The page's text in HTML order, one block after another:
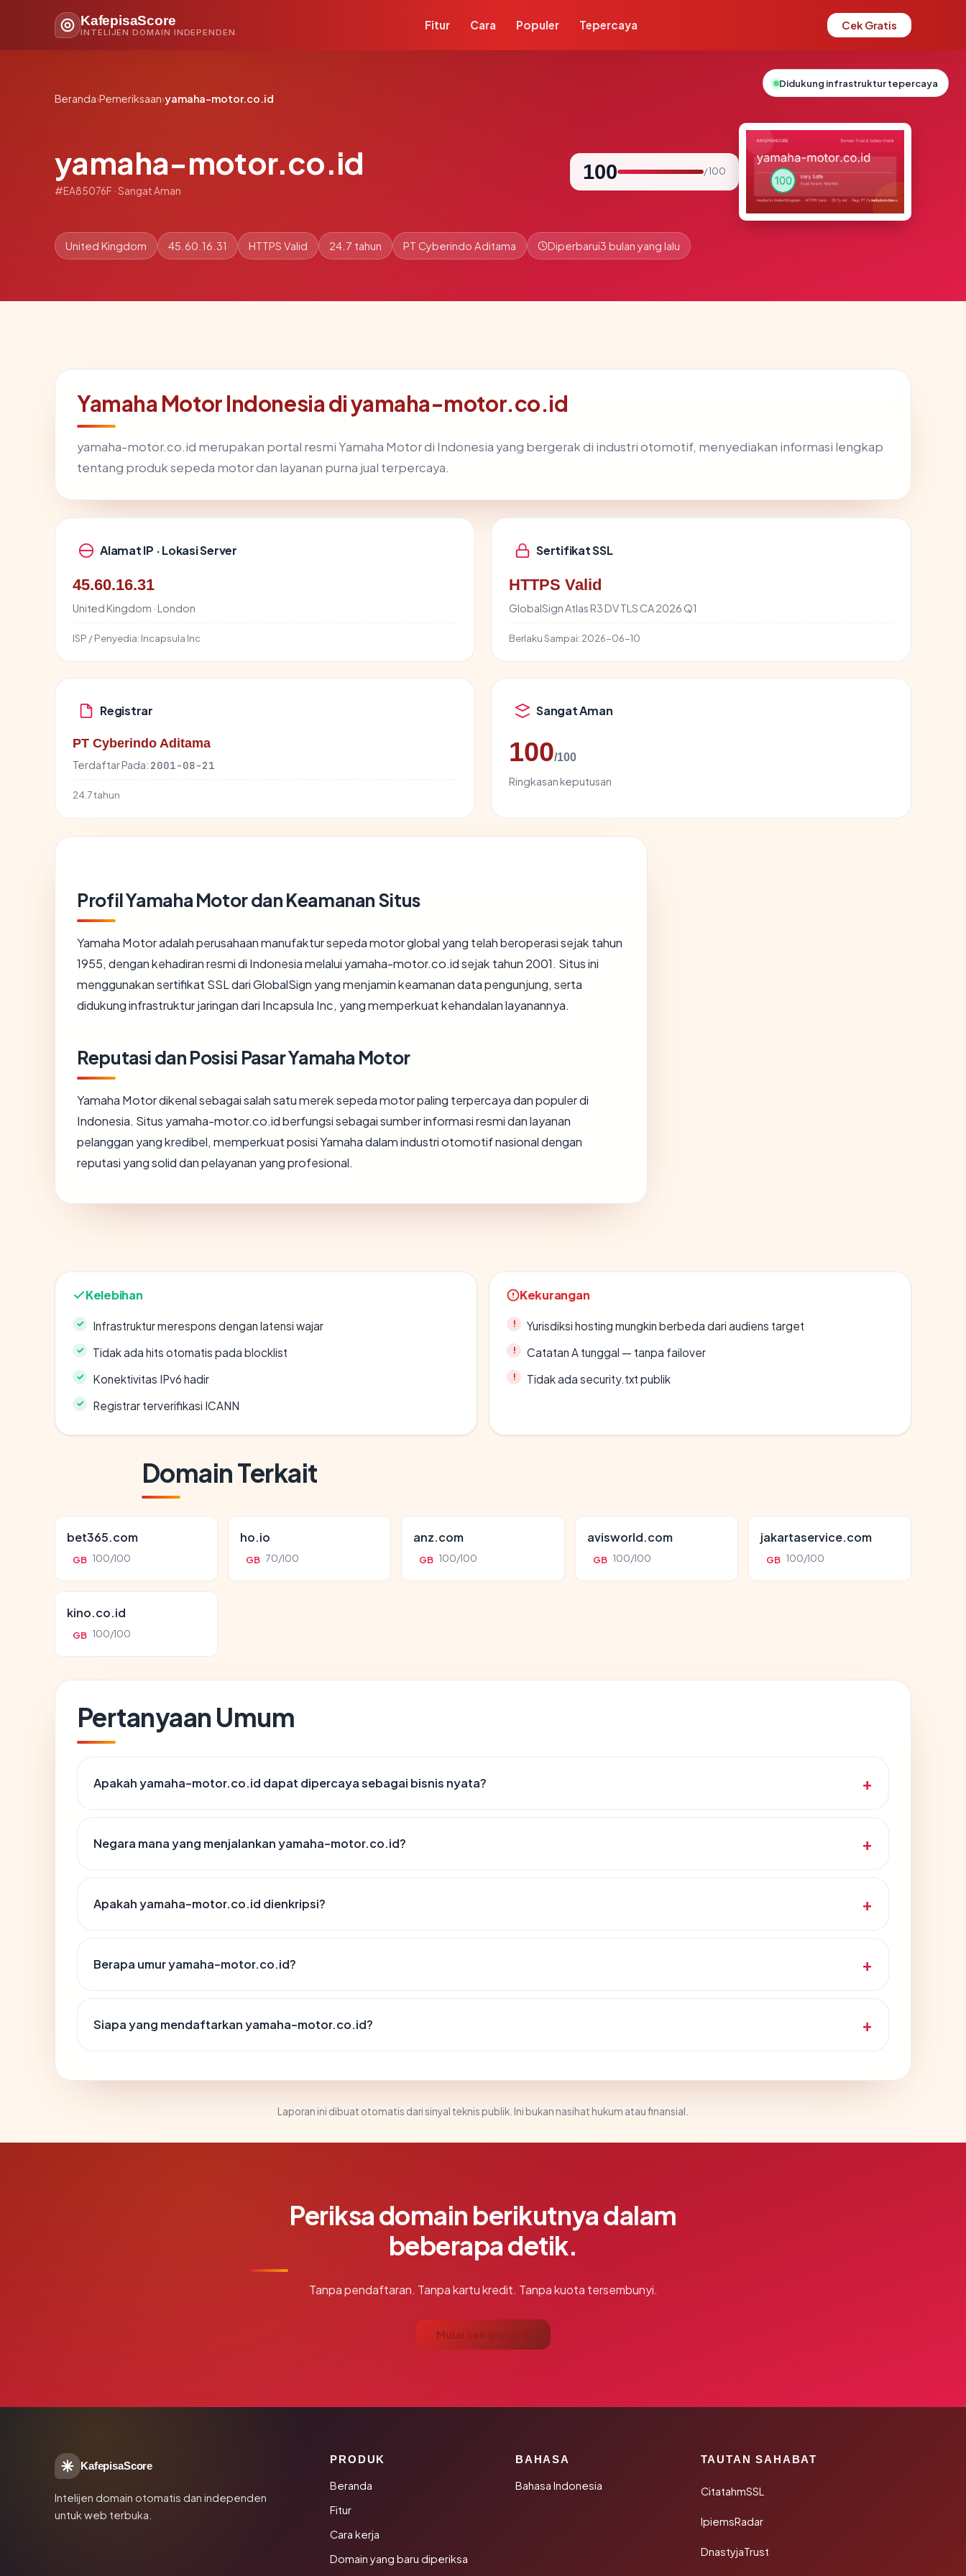
KafepisaScore
INTELIJEN DOMAIN INDEPENDEN
Fitur Cara Populer Tepercaya Cek Gratis
Beranda›Pemeriksaan›yamaha-motor.co.id
yamaha-motor.co.id
#EA85076F · Sangat Aman
100 / 100
United Kingdom 45.60.16.31 HTTPS Valid 24.7 tahun PT Cyberindo Aditama Diperbarui3 bulan yang lalu
Yamaha Motor Indonesia di yamaha-motor.co.id
yamaha-motor.co.id merupakan portal resmi Yamaha Motor di Indonesia yang bergerak di industri otomotif, menyediakan informasi lengkap
tentang produk sepeda motor dan layanan purna jual terpercaya.
Alamat IP · Lokasi Server
45.60.16.31
United Kingdom · London
ISP / Penyedia: Incapsula Inc
Sertifikat SSL
HTTPS Valid
GlobalSign Atlas R3 DV TLS CA 2026 Q1
Berlaku Sampai: 2026-06-10
Registrar
PT Cyberindo Aditama
Terdaftar Pada: 2001-08-21
24.7 tahun
Sangat Aman
100/100
Ringkasan keputusan
Profil Yamaha Motor dan Keamanan Situs
Yamaha Motor adalah perusahaan manufaktur sepeda motor global yang telah beroperasi sejak tahun
1955, dengan kehadiran resmi di Indonesia melalui yamaha-motor.co.id sejak tahun 2001. Situs ini
menggunakan sertifikat SSL dari GlobalSign yang menjamin keamanan data pengunjung, serta
didukung infrastruktur jaringan dari Incapsula Inc, yang memperkuat kehandalan layanannya.
Reputasi dan Posisi Pasar Yamaha Motor
Yamaha Motor dikenal sebagai salah satu merek sepeda motor paling terpercaya dan populer di
Indonesia. Situs yamaha-motor.co.id berfungsi sebagai sumber informasi resmi dan layanan
pelanggan yang kredibel, memperkuat posisi Yamaha dalam industri otomotif nasional dengan
reputasi yang solid dan pelayanan yang profesional.
Kelebihan
Infrastruktur merespons dengan latensi wajar
Tidak ada hits otomatis pada blocklist
Konektivitas IPv6 hadir
Registrar terverifikasi ICANN
Kekurangan
Yurisdiksi hosting mungkin berbeda dari audiens target
Catatan A tunggal — tanpa failover
Tidak ada security.txt publik
Domain Terkait
bet365.com
GB 100/100
ho.io
GB 70/100
anz.com
GB 100/100
avisworld.com
GB 100/100
jakartaservice.com
GB 100/100
kino.co.id
GB 100/100
Pertanyaan Umum
Apakah yamaha-motor.co.id dapat dipercaya sebagai bisnis nyata?
Negara mana yang menjalankan yamaha-motor.co.id?
Apakah yamaha-motor.co.id dienkripsi?
Berapa umur yamaha-motor.co.id?
Siapa yang mendaftarkan yamaha-motor.co.id?
Laporan ini dibuat otomatis dari sinyal teknis publik. Ini bukan nasihat hukum atau finansial.
Periksa domain berikutnya dalam
beberapa detik.
Tanpa pendaftaran. Tanpa kartu kredit. Tanpa kuota tersembunyi.
Mulai cek gratis →
Didukung infrastruktur tepercaya
KafepisaScore
Intelijen domain otomatis dan independen
untuk web terbuka.
PRODUK
Beranda
Fitur
Cara kerja
Domain yang baru diperiksa
BAHASA
Bahasa Indonesia
TAUTAN SAHABAT
CitatahmSSL
IpiemsRadar
DnastyjaTrust